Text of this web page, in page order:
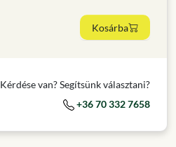
Kosárba
Kérdése van? Segítsünk választani?
+36 70 332 7658